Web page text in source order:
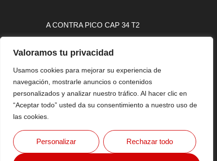
Valoramos tu privacidad
Usamos cookies para mejorar su experiencia de
navegación, mostrarle anuncios o contenidos
personalizados y analizar nuestro tráfico. Al hacer clic en
“Aceptar todo” usted da su consentimiento a nuestro uso de
las cookies.
Personalizar Rechazar todo
A CONTRA PICO CAP 34 T2
MAPA WEB
CONTACTO
AVISO LEGAL
Copyright © 2026 FlashSurfing Magazine By MTH VISUAL
SPORT